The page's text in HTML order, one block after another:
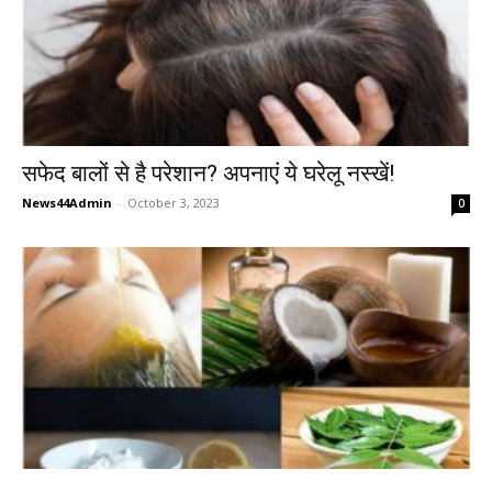
सफेद बालों से है परेशान? अपनाएं ये घरेलू नस्खें!
News44Admin - October 3, 2023 0